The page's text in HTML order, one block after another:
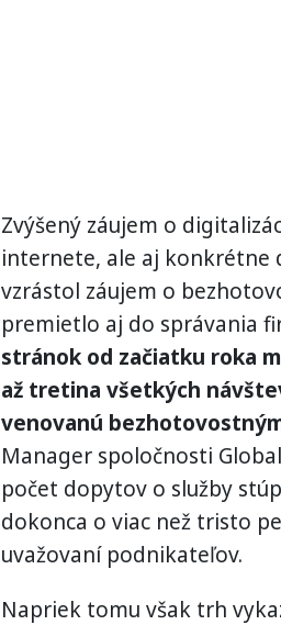
Zvýšený záujem o
internete, ale aj konkrétne
vzrástol záujem o
premietlo aj do správania
stránok od začiatku roka
až tretina všetkých
venovanú
Manager spoločnosti
počet dopytov o služby
dokonca o viac než tristo
uvažovaní podnikateľov.
Napriek tomu však trh